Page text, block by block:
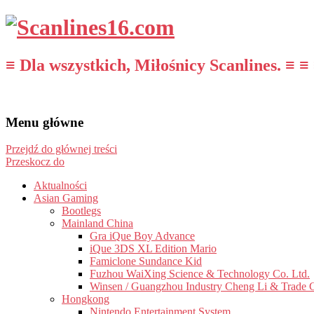
≡ Dla wszystkich, Miłośnicy Scanlines. ≡ ≡
Menu główne
Przejdź do głównej treści
Przeskocz do
Aktualności
Asian Gaming
Bootlegs
Mainland China
Gra iQue Boy Advance
iQue 3DS XL Edition Mario
Famiclone Sundance Kid
Fuzhou WaiXing Science & Technology Co. Ltd.
Winsen / Guangzhou Industry Cheng Li & Trade
Hongkong